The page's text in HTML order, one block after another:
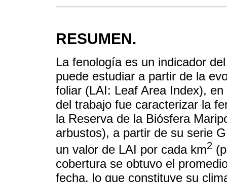
RESUMEN.
La fenología es un indicador
puede estudiar a partir de la
foliar (LAI: Leaf Area Index),
del trabajo fue caracterizar la
la Reserva de la Biósfera
arbustos), a partir de su serie
un valor de LAI por cada km2
cobertura se obtuvo el
fecha, lo que constituye su